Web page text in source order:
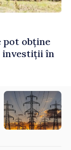
pot obține
investiții în